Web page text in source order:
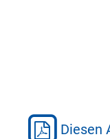
Diesen